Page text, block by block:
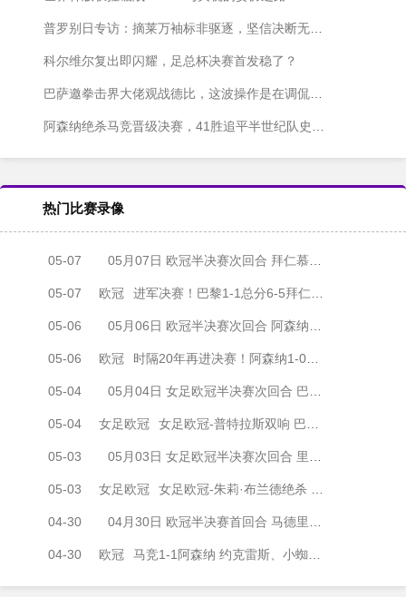
普罗别日专访：摘莱万袖标非驱逐，坚信决断无愧于心
科尔维尔复出即闪耀，足总杯决赛首发稳了？
巴萨邀拳击界大佬观战德比，这波操作是在调侃皇马内斗吗？
阿森纳绝杀马竞晋级决赛，41胜追平半世纪队史纪录！
热门比赛录像
05-07 05月07日 欧冠半决赛次回合 拜仁慕尼黑vs巴黎圣日耳曼 全场录像
05-07 欧冠 进军决赛！巴黎1-1总分6-5拜仁将战阿森纳 登贝莱闪击凯恩破门
05-06 05月06日 欧冠半决赛次回合 阿森纳vs马德里竞技 全场录像
05-06 欧冠 时隔20年再进决赛！阿森纳1-0马竞总比分2-1晋级 萨卡制胜
05-04 05月04日 女足欧冠半决赛次回合 巴塞罗那女足vs拜仁慕尼黑女足 全场录像
05-04 女足欧冠 女足欧冠-普特拉斯双响 巴萨两回合5-3淘汰拜仁晋级决赛
05-03 05月03日 女足欧冠半决赛次回合 里昂女足vs阿森纳女足 全场录像
05-03 女足欧冠 女足欧冠-朱莉·布兰德绝杀 里昂女足两回合4-3淘汰阿森纳进决赛
04-30 04月30日 欧冠半决赛首回合 马德里竞技vs阿森纳 全场录像
04-30 欧冠 马竞1-1阿森纳 约克雷斯、小蜘蛛均点射 埃泽点球被取消